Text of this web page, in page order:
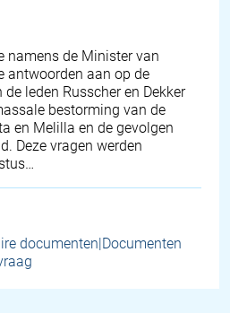
namens de Minister van
antwoorden aan op de
leden Russcher en Dekker
bestorming van de
en Melilla en de gevolgen
Deze vragen werden
documenten|Documenten